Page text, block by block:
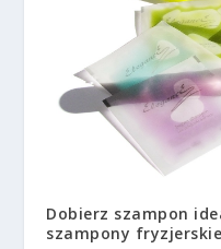
Dobierz szampon
szampony fryzjerskie